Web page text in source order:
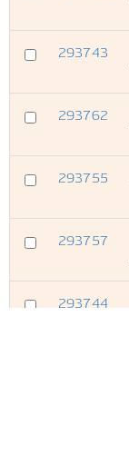
293743
293762
293755
293757
293744